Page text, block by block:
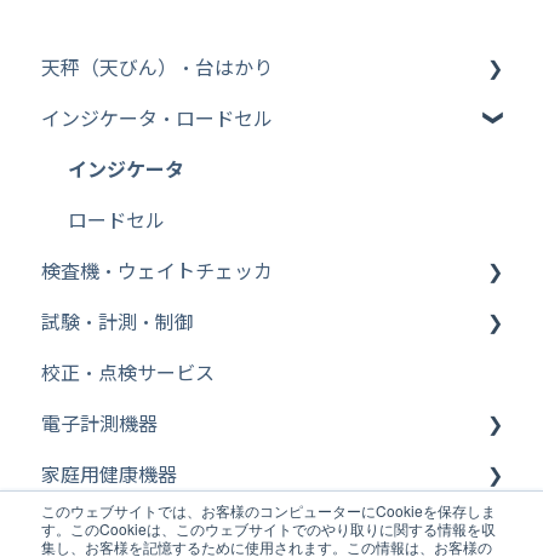
このウェブサイトでは、お客様のコンピューターにCookieを保存しま
す。このCookieは、このウェブサイトでのやり取りに関する情報を収
集し、お客様を記憶するために使用されます。この情報は、お客様の
天秤（天びん）・台はかり
その他【WinCT】
分析機器
台はかり
その他【比重測定キット】
Bluetooth
その他【天秤（天びん）・台はかり】
その他【特定計量器】
その他【校正用分銅】
その他【除電器（イオナイザー）】
インジケータ・ロードセル
インジケータ
ロードセル
検査機・ウェイトチェッカ
ウェイトチェッカ
金属検出機
試験・計測・制御
FFT ファイル変換
FFT WCAPROオフライン
FFT cWCA（AD3651）オンライン
FFT 信号発生器設定
校正・点検サービス
電子計測機器
電気計測機器
デジタルノギス・その他
家庭用健康機器
体温計
医療機器・業務用体重計